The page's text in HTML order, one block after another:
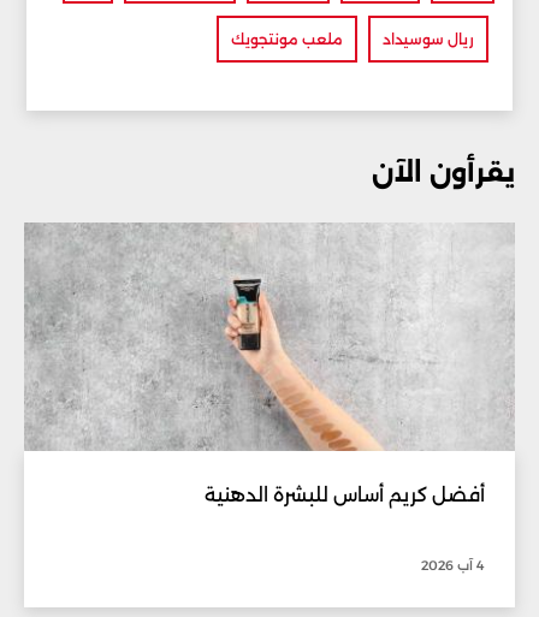
ريال سوسيداد ملعب مونتجويك
يقرأون الآن
أفضل كريم أساس للبشرة الدهنية
4 آب 2026